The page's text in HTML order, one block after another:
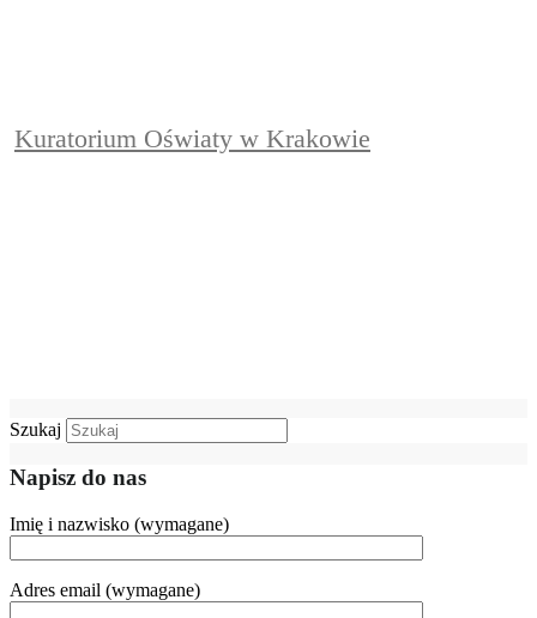
Kuratorium Oświaty w Krakowie
Szukaj
Napisz do nas
Imię i nazwisko (wymagane)
Adres email (wymagane)